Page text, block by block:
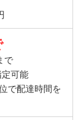
で
可能
で配達時間を